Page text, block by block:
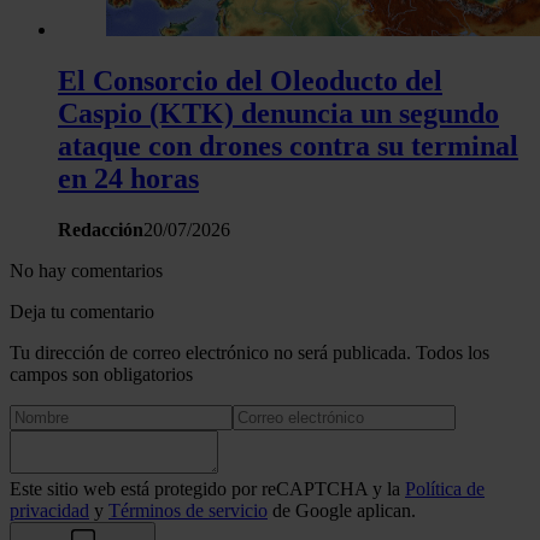
El Consorcio del Oleoducto del
Caspio (KTK) denuncia un segundo
ataque con drones contra su terminal
en 24 horas
Redacción20/07/2026
No hay comentarios
Deja tu comentario
Tu dirección de correo electrónico no será publicada. Todos los
campos son obligatorios
Este sitio web está protegido por reCAPTCHA y la Política de
privacidad y Términos de servicio de Google aplican.